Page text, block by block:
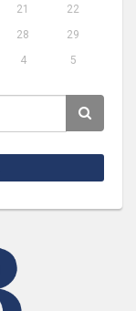
21
22
28
29
4 5